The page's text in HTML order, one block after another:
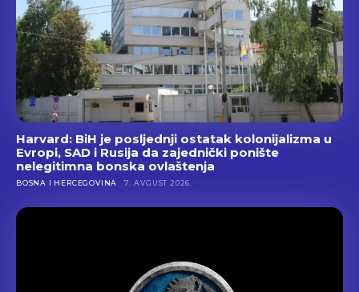
Harvard: BiH je posljednji ostatak kolonijalizma u
Evropi, SAD i Rusija da zajednički ponište
nelegitimna bonska ovlaštenja
BOSNA I HERCEGOVINA 7. AVGUST 2026.